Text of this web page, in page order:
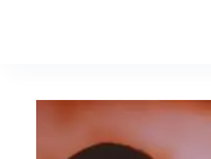
depois
adulto